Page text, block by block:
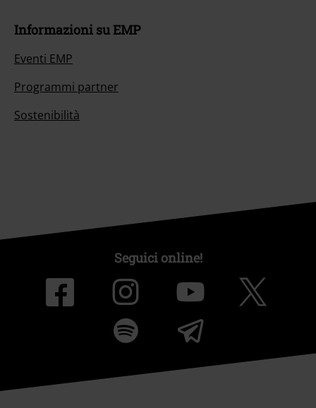
Informazioni su EMP
Eventi EMP
Programmi partner
Sostenibilità
Seguici online!